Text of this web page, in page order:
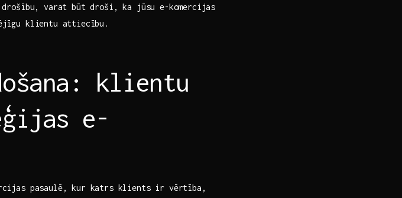
varat būt droši, ka jūsu e-komercijas
‌klientu attiecību.
klientu
e-
pasaulē, kur katrs klients ir vērtība,